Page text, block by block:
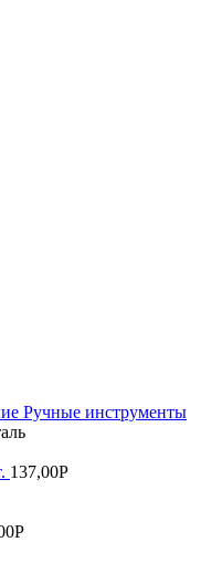
Ручные инструменты
137,00Р
Р